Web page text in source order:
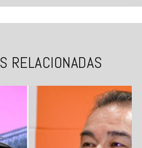
RELACIONADAS